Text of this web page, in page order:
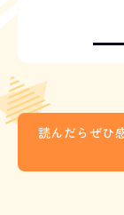
読んだらぜひ